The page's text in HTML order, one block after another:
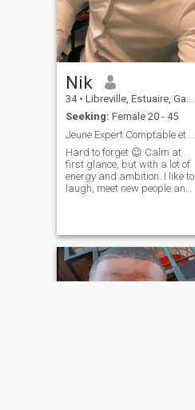
Nik
34 • Libreville, Estuaire, Gabon
Seeking: Female 20 - 45
Hard to forget 😉 Calm at
first glance, but with a lot of
energy and ambition. I like to
laugh, meet new people and